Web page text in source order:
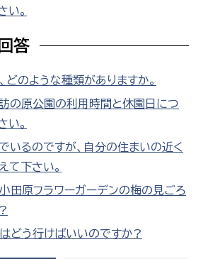
い。
答
どのような種類がありますか。
の原公園の利用時間と休園日につ
い。
いるのですが、自分の住まいの近く
て下さい。
田原フラワーガーデンの梅の見ごろ
どう行けばいいのですか?